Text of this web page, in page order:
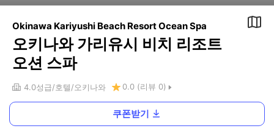
Okinawa Kariyushi Beach Resort Ocean Spa
오키나와 가리유시 비치 리조트
오션 스파
4.0성급 호텔 오키나와 0.0 (리뷰 0)
쿠폰받기